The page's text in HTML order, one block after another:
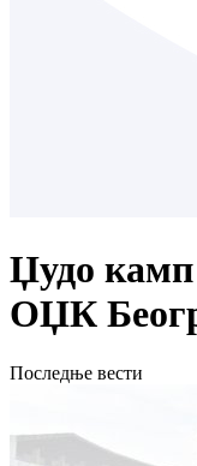
Џудо камп
ОЏК
Последње вести